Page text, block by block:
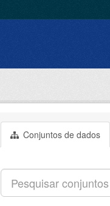
Conjuntos de dados